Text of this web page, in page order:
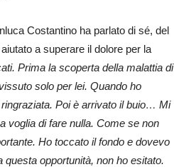
Costantino ha parlato di sé, del
a superare il dolore per la
Prima la scoperta della malattia di
solo per lei. Quando ho
Poi è arrivato il buio… Mi
voglia di fare nulla. Come se non
Ho toccato il fondo e dovevo
questa opportunità, non ho esitato.